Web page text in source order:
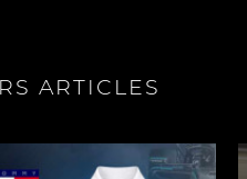
ARTICLES